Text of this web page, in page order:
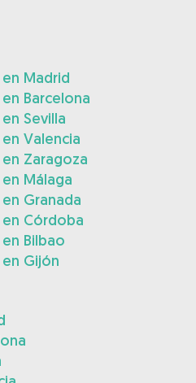
Madrid
Barcelona
Sevilla
Valencia
Zaragoza
Málaga
Granada
Córdoba
Bilbao
Gijón